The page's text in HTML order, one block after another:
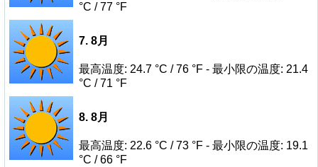
°C / 77 °F
7. 8月
最高温度: 24.7 °C / 76 °F - 最小限の温度: 21.4
°C / 71 °F
8. 8月
最高温度: 22.6 °C / 73 °F - 最小限の温度: 19.1
°C / 66 °F